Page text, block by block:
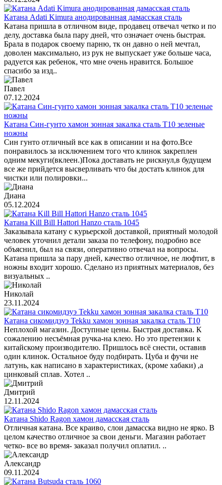
Катана Adati Kimura анодированная дамасская сталь
Катана пришла в отличном виде, продавец отвечал четко и по
делу, доставка была пару дней, что означает очень быстрая.
Брала в подарок своему парню, тк он давно о ней мечтал,
доволен максимально, из рук не выпускает уже больше часа,
радуется как ребенок, что мне очень нравится. Большое
спасибо за изд..
Павел
07.12.2024
Катана Син-гунто хамон зонная закалка сталь T10 зеленые
ножны
Син гунто отличный все как в описании и на фото.Все
понравилось за исключением того что клинок закреплен
одним мекуги(вклеен.)Пока доставать не рискнул,в будущем
все же прийдется высверливать что бы достать клинок для
чистки или полировки...
Диана
05.12.2024
Катана Kill Bill Hattori Hanzo сталь 1045
Заказывала катану с курьерской доставкой, приятный молодой
человек уточнил детали заказа по телефону, подробно все
объяснил, был на связи, оперативно отвечал на вопросы.
Катана пришла за пару дней, качество отличное, не люфтит, в
ножны входит хорошо. Сделано из приятных материалов, без
визуальных ..
Николай
23.11.2024
Катана сикомидзуэ Tekku хамон зонная закалка сталь T10
Неплохой магазин. Доступные цены. Быстрая доставка. К
сожалению несъёмная ручка-на клею. Но это претензии к
китайскому производителю. Пришлось всё снести, оставив
один клинок. Остальное буду подбирать. Цуба и фучи не
латунь, как написано в характеристиках, (кроме хабаки) ,а
цинковый сплав. Хотел ..
Дмитрий
12.11.2024
Катана Shido Ragon хамон дамасская сталь
Отличная катана. Все краиво, слои дамасска видно не ярко. В
целом качество отличное за свои деньги. Магазин работает
четко- все во время- заказал получил оплатил. ..
Александр
09.11.2024